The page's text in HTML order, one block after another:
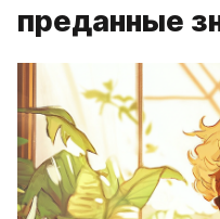
преданные